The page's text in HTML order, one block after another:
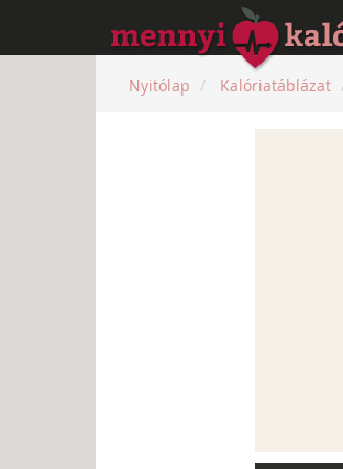
Nyitólap Kalóriatáblázat